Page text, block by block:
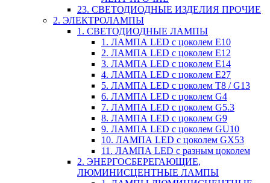
23. СВЕТОДИОДНЫЕ ИЗДЕЛИЯ ПРОЧИЕ
2. ЭЛЕКТРОЛАМПЫ
1. СВЕТОДИОДНЫЕ ЛАМПЫ
1. ЛАМПА LED c цоколем E10
2. ЛАМПА LED c цоколем E12
3. ЛАМПА LED c цоколем E14
4. ЛАМПА LED c цоколем E27
5. ЛАМПА LED c цоколем T8 / G13
6. ЛАМПА LED c цоколем G4
7. ЛАМПА LED c цоколем G5.3
8. ЛАМПА LED c цоколем G9
9. ЛАМПА LED c цоколем GU10
10. ЛАМПА LED c цоколем GX53
11. ЛАМПА LED c разным цоколем
2. ЭНЕРГОСБЕРЕГАЮЩИЕ,
ЛЮМИНИСЦЕНТНЫЕ ЛАМПЫ